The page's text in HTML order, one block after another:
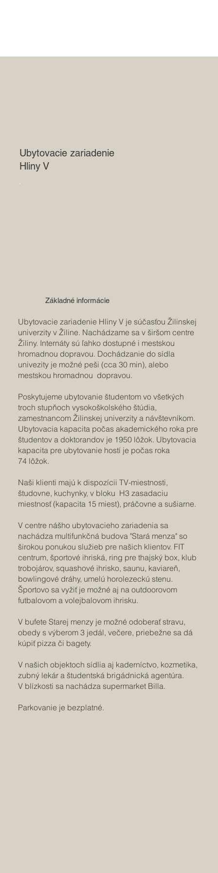
Ubytovacie zariadenie
Hliny V
Ubytovacie zariadenie Hliny V je súčasťou Žilinskej
univerzity v Žiline. Nachádzame sa v širšom centre
Žiliny. Internáty sú ľahko dostupné i mestskou
hromadnou dopravou. Dochádzanie do sídla
univezity je možné peši (cca 30 min), alebo
mestskou hromadnou dopravou.
Poskytujeme ubytovanie študentom vo všetkých
troch stupňoch vysokoškolského štúdia,
zamestnancom Žilinskej univerzity a návštevníkom.
Ubytovacia kapacita počas akademického roka pre
študentov a doktorandov je 1950 lôžok. Ubytovacia
kapacita pre ubytovanie hostí je počas roka
74 lôžok.
Naši klienti majú k dispozícii TV-miestnosti,
študovne, kuchynky, v bloku H3 zasadaciu
miestnosť (kapacita 15 miest), práčovne a sušiarne.
V centre nášho ubytovacieho zariadenia sa
nachádza multifunkčná budova "Stará menza" so
širokou ponukou služieb pre našich klientov. FIT
centrum, športové ihriská, ring pre thajský box, klub
trobojárov, squashové ihrisko, saunu, kaviareň,
bowlingové dráhy, umelú horolezeckú stenu.
Športovo sa vyžiť je možné aj na outdoorovom
futbalovom a volejbalovom ihrisku.
V bufete Starej menzy je možné odoberať stravu,
obedy s výberom 3 jedál, večere, priebežne sa dá
kúpiť pizza či bagety.
V našich objektoch sídlia aj kaderníctvo, kozmetika,
zubný lekár a študentská brigádnická agentúra.
V blízkosti sa nachádza supermarket Billa.
Parkovanie je bezplatné.
Základné informácie